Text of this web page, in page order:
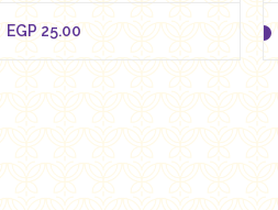
EGP 25.00
EGP 25.00